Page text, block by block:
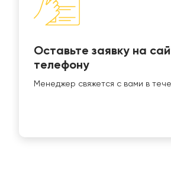
Оставьте заявку на
телефону
Менеджер свяжется с вами в